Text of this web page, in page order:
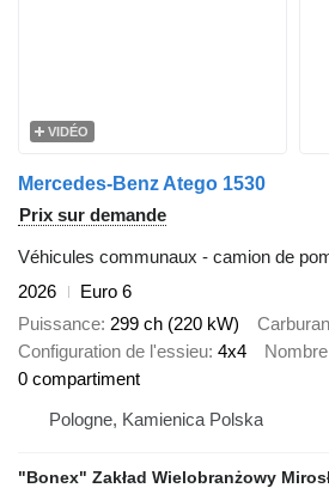
VIDÉO
Mercedes-Benz Atego 1530
Prix sur demande
Véhicules communaux - camion de
2026
Euro 6
Puissance 299 ch (220 kW)
Configuration de l'essieu 4x4
0 compartiment
Pologne, Kamienica Polska